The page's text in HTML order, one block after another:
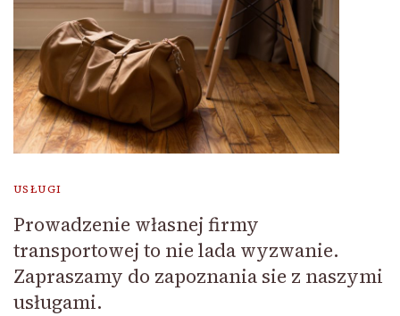
USŁUGI
Prowadzenie własnej firmy
transportowej to nie lada wyzwanie.
Zapraszamy do zapoznania sie z naszymi
usługami.